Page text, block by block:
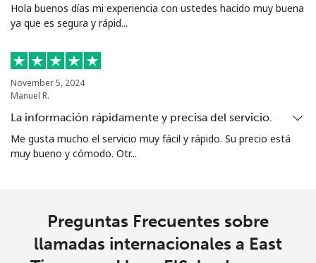
Hola buenos días mi experiencia con ustedes hacido muy buena
ya que es segura y rápid...
November 5, 2024
Manuel R.
La información rápidamente y precisa del servicio.
Me gusta mucho el servicio muy fácil y rápido. Su precio está
muy bueno y cómodo. Otr...
Preguntas Frecuentes sobre
llamadas internacionales a East